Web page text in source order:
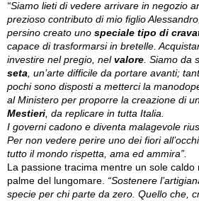
“Siamo lieti di vedere arrivare in negozio
prezioso contributo di mio figlio
persino creato uno speciale tipo di
capace di trasformarsi in bretelle.
investire nel pregio, nel valore. Siamo da
seta, un’arte difficile da portare avanti;
pochi sono disposti a metterci la
al Ministero per proporre la creazione di
Mestieri, da replicare in tutta Italia.
I governi cadono e diventa malagevole
Per non vedere perire uno dei fiori
tutto il mondo rispetta, ama ed ammira”.
La passione tracima mentre un sole
palme del lungomare. “Sostenere
specie per chi parte da zero. Quello che,